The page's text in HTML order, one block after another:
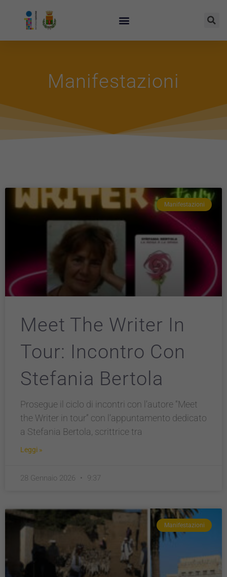
Manifestazioni
Manifestazioni
Meet The Writer In
Tour: Incontro Con
Stefania Bertola
Prosegue il ciclo di incontri con l’autore “Meet
the Writer in tour” con l’appuntamento dedicato
a Stefania Bertola, scrittrice tra
Leggi »
28 Gennaio 2026 9:37
Manifestazioni